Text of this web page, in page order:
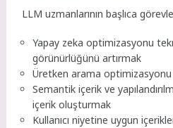
LLM uzmanlarının başlıca
Yapay zeka optimizasyonu
görünürlüğünü artırmak
Üretken arama
Semantik içerik ve
içerik oluşturmak
Kullanıcı niyetine uygun